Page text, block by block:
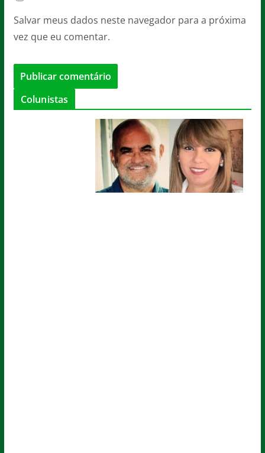
Salvar meus dados neste navegador para a próxima
vez que eu comentar.
Colunistas